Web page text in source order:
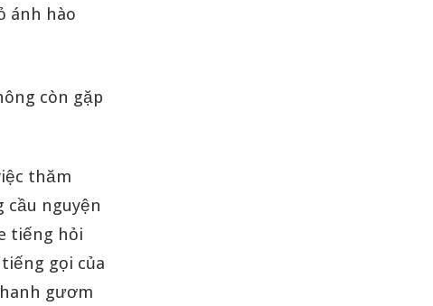
ánh hào
còn gặp
thăm
nguyện
tiếng hỏi
gọi của
gươm